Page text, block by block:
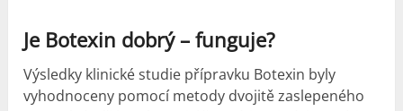
Je Botexin dobrý – funguje?
Výsledky klinické studie přípravku Botexin byly
vyhodnoceny pomocí metody dvojitě zaslepeného